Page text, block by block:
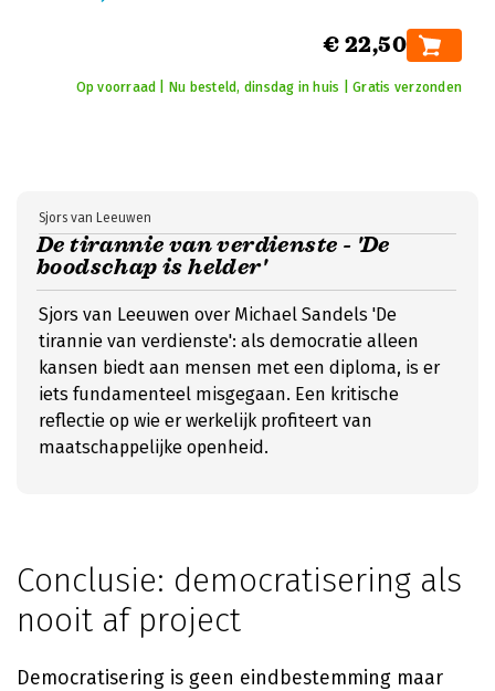
€ 22,50
Op voorraad | Nu besteld, dinsdag in huis | Gratis verzonden
De tirannie van verdienste - 'De
boodschap is helder'
Sjors van Leeuwen
Sjors van Leeuwen over Michael Sandels 'De
tirannie van verdienste': als democratie alleen
kansen biedt aan mensen met een diploma, is er
iets fundamenteel misgegaan. Een kritische
reflectie op wie er werkelijk profiteert van
maatschappelijke openheid.
Conclusie: democratisering als
nooit af project
Democratisering is geen eindbestemming maar